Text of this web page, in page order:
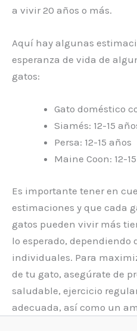
a vivir 20 años o más.
Aquí hay algunas
esperanza de vida de
gatos:
Gato doméstico
Siamés: 12-15
Persa: 12-15 años
Maine Coon: 12-
Es importante tener en
estimaciones y que cada
gatos pueden vivir más
lo esperado,
individuales. Para
de tu gato, asegúrate de
saludable, ejercicio
adecuada, así como un